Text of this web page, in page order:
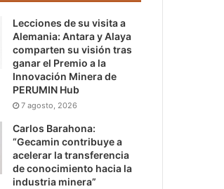
Lecciones de su visita a
Alemania: Antara y Alaya
comparten su visión tras
ganar el Premio a la
Innovación Minera de
PERUMIN Hub
7 agosto, 2026
Carlos Barahona:
“Gecamin contribuye a
acelerar la transferencia
de conocimiento hacia la
industria minera”